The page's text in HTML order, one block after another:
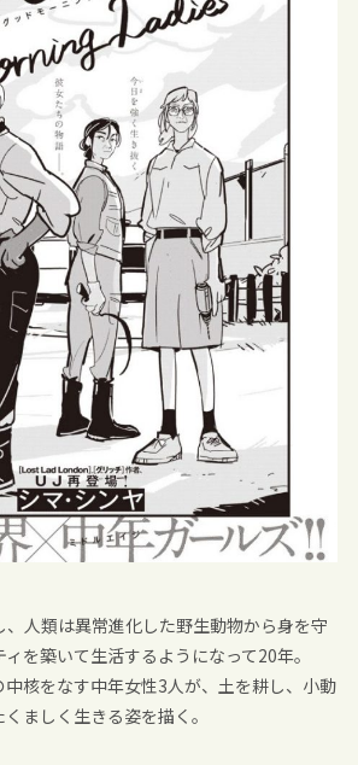
人類は異常進化した野生動物から身を守
を築いて生活するようになって20年。
中核をなす中年女性3人が、土を耕し、小動
ましく生きる姿を描く。